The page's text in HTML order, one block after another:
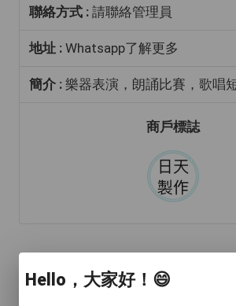
聯絡方式 : 請聯絡管理員
地址 : Whatsapp了解更多
簡介 : 樂器表演，朗誦比賽，歌唱
商戶標誌
: 兒童(15歲或以下), 青年
(24-65歲), 長者(65歲或以上)
Hello，大家好！😄